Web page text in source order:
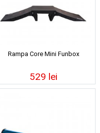
Rampa Core Mini Funbox
529 lei